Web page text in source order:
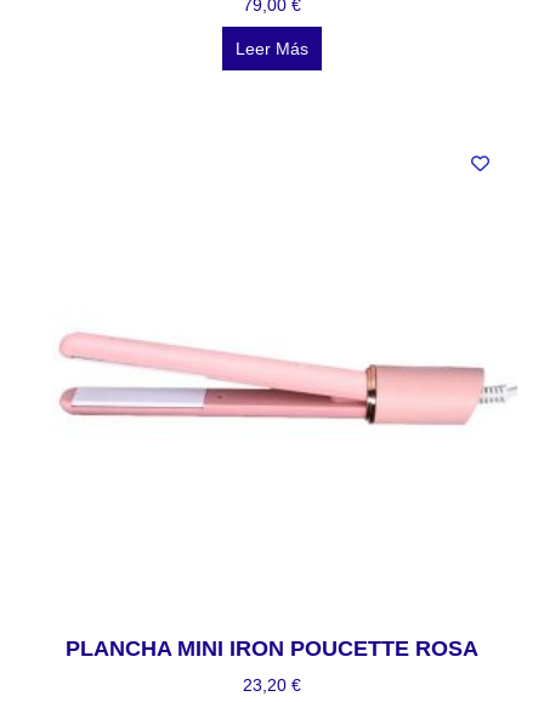
79,00 €
Leer Más
PLANCHA MINI IRON POUCETTE ROSA
23,20 €